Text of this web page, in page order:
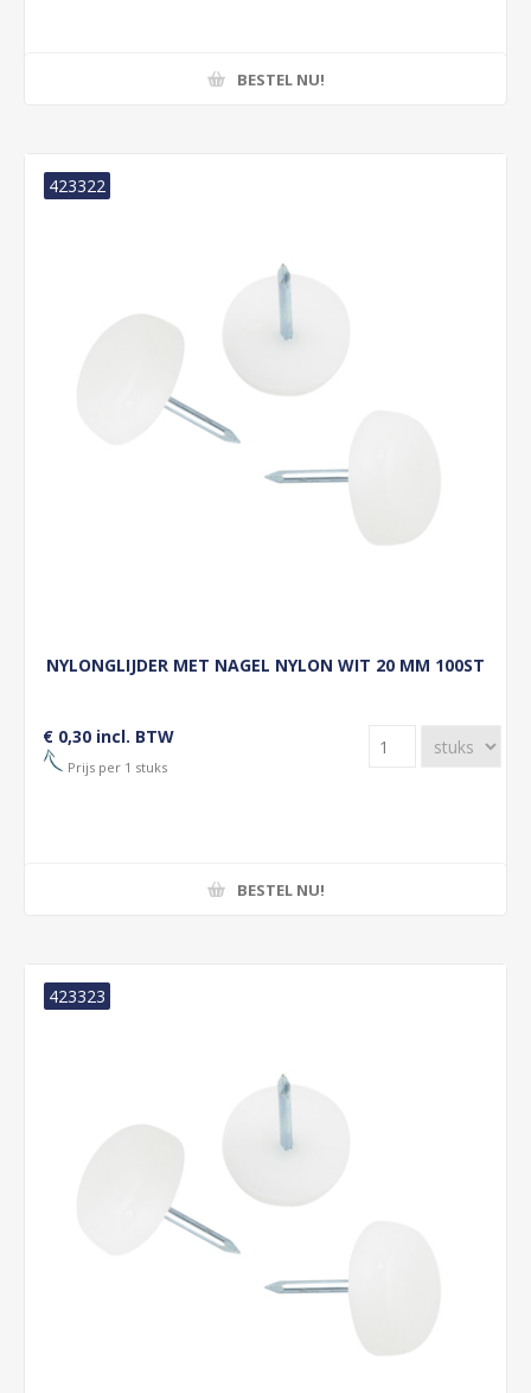
BESTEL NU!
NYLONGLIJDER MET NAGEL NYLON WIT 20 MM 100ST
423322
€ 0,30 incl. BTW
Prijs per 1 stuks
BESTEL NU!
423323